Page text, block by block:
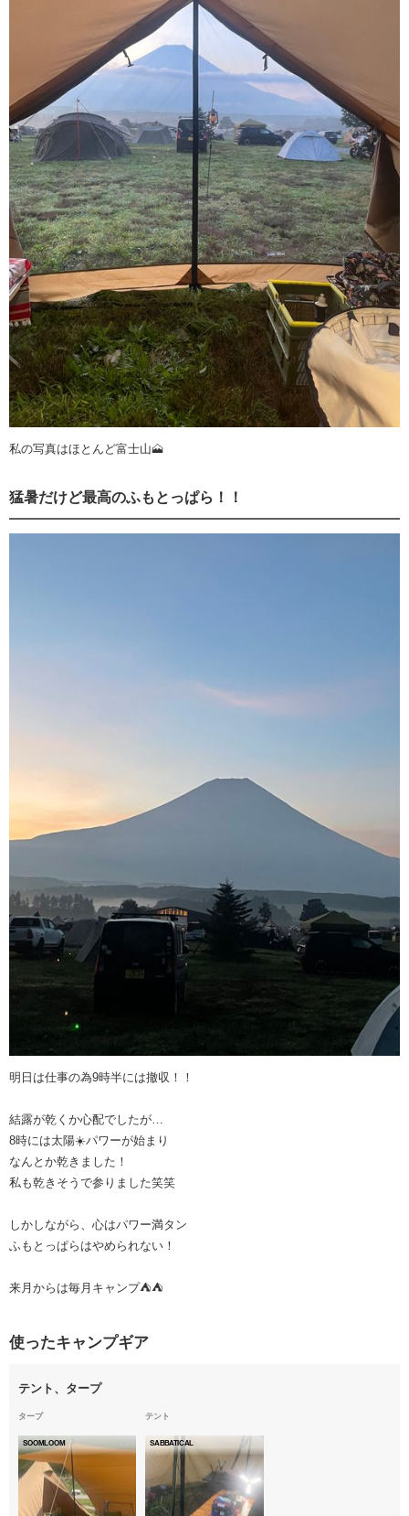
私の写真はほとんど富士山🗻
猛暑だけど最高のふもとっぱら！！
明日は仕事の為9時半には撤収！！
結露が乾くか心配でしたが…
8時には太陽☀️パワーが始まり
なんとか乾きました！
私も乾きそうで参りました笑笑
しかしながら、心はパワー満タン
ふもとっぱらはやめられない！
来月からは毎月キャンプ⛺️⛺️
使ったキャンプギア
テント、タープ
タープ
SOOMLOOM
テント
SABBATICAL